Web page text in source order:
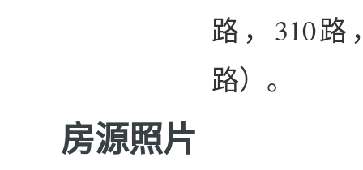
路，310路
路）。
房源照片